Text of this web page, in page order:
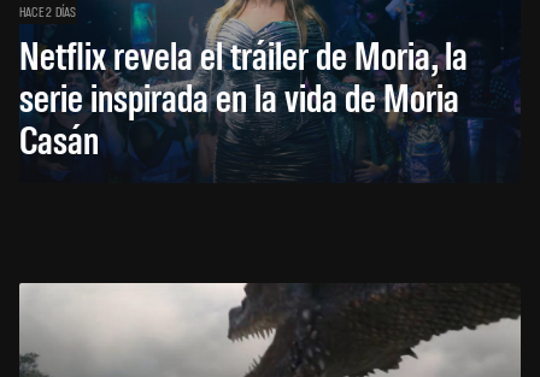
HACE 2 DÍAS
Netflix revela el tráiler de Moria, la
serie inspirada en la vida de Moria
Casán